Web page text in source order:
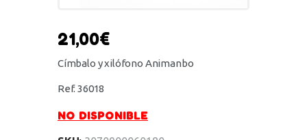
21,00€
Címbalo y xilófono Animanbo
Ref. 36018
NO DISPONIBLE